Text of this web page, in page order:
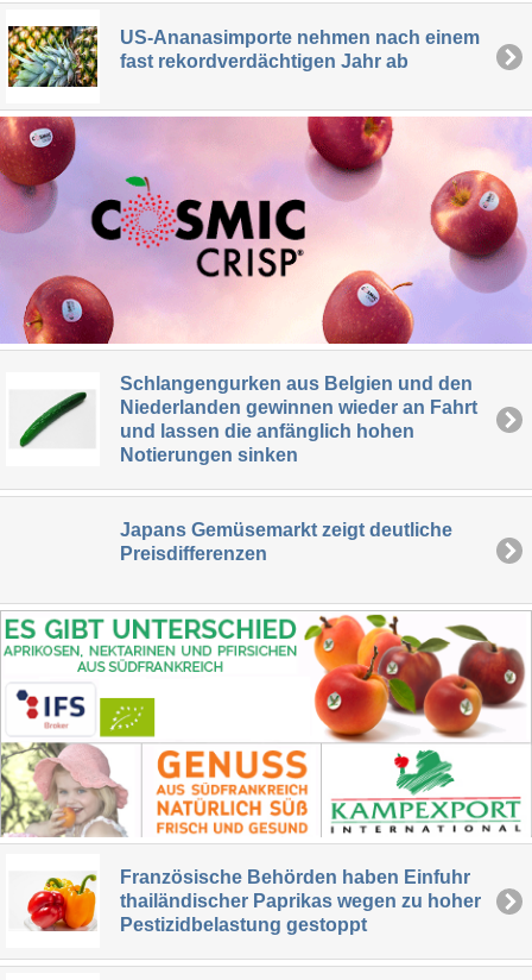
US-Ananasimporte nehmen nach einem
fast rekordverdächtigen Jahr ab
Schlangengurken aus Belgien und den
Niederlanden gewinnen wieder an Fahrt
und lassen die anfänglich hohen
Notierungen sinken
Japans Gemüsemarkt zeigt deutliche
Preisdifferenzen
Französische Behörden haben Einfuhr
thailändischer Paprikas wegen zu hoher
Pestizidbelastung gestoppt